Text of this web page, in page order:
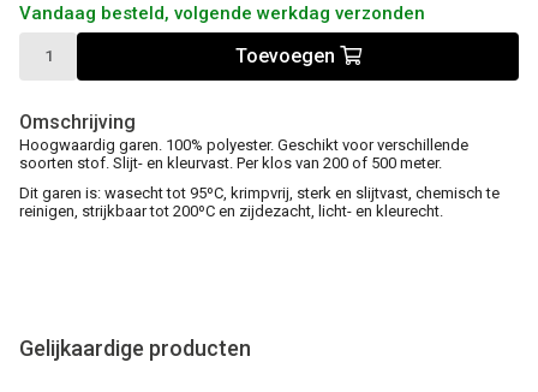
Vandaag besteld, volgende werkdag verzonden
Toevoegen
Omschrijving
Hoogwaardig garen. 100% polyester. Geschikt voor verschillende
soorten stof. Slijt- en kleurvast. Per klos van 200 of 500 meter.
Dit garen is: wasecht tot 95ºC, krimpvrij, sterk en slijtvast, chemisch te
reinigen, strijkbaar tot 200ºC en zijdezacht, licht- en kleurecht.
Gelijkaardige producten